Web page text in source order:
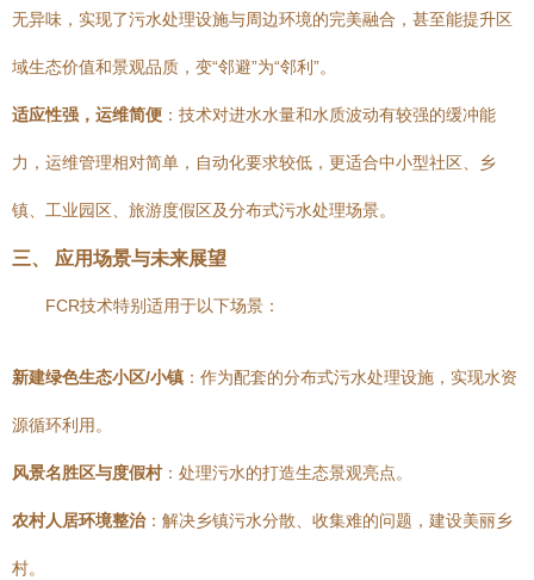
无异味，实现了污水处理设施与周边环境的完美融合，甚至能提升区
域生态价值和景观品质，变“邻避”为“邻利”。
适应性强，运维简便 ：技术对进水水量和水质波动有较强的缓冲能
力，运维管理相对简单，自动化要求较低，更适合中小型社区、乡
镇、工业园区、旅游度假区及分布式污水处理场景。
三、 应用场景与未来展望
FCR技术特别适用于以下场景：
新建绿色生态小区/小镇 ：作为配套的分布式污水处理设施，实现水资
源循环利用。
风景名胜区与度假村：处理污水的打造生态景观亮点。
农村人居环境整治：解决乡镇污水分散、收集难的问题，建设美丽乡
村。